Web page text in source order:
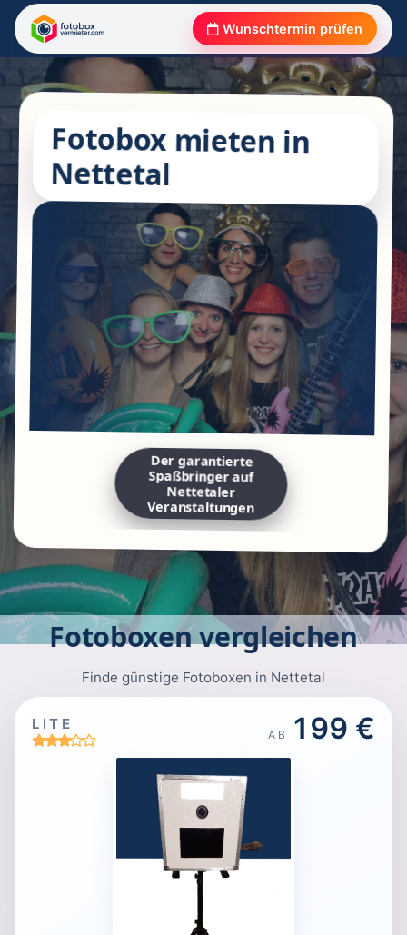
Wunschtermin prüfen
Fotobox mieten in
Nettetal
Der garantierte
Spaßbringer auf
Nettetaler
Veranstaltungen
Fotoboxen vergleichen
Finde günstige Fotoboxen in Nettetal
LITE
AB 199 €